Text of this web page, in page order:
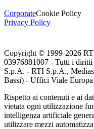
CorporateCookie Policy
Privacy Policy
Copyright © 1999-2026
03976881007 - Tutti i
S.p.A. - RTI S.p.A.,
Bassi) - Uffici Viale
Rispetto ai contenuti e ai
vietata ogni utilizzazione
intelligenza artificiale
utilizzare mezzi